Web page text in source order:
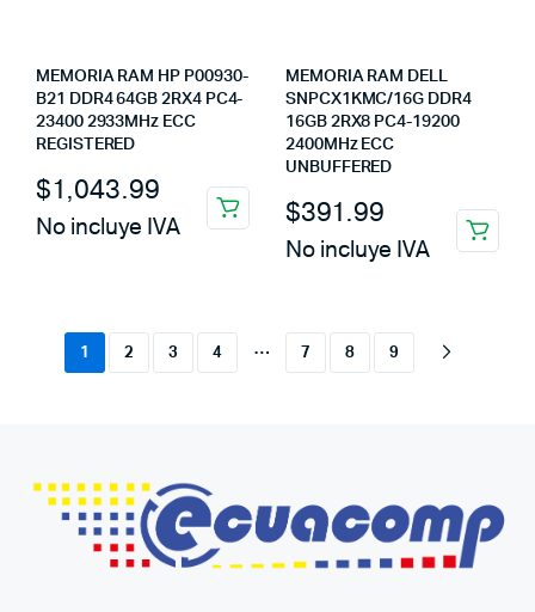
MEMORIA RAM HP P00930-
B21 DDR4 64GB 2RX4 PC4-
23400 2933MHz ECC
REGISTERED
$1,043.99
No incluye IVA
MEMORIA RAM DELL
SNPCX1KMC/16G DDR4
16GB 2RX8 PC4-19200
2400MHz ECC
UNBUFFERED
$391.99
No incluye IVA
1 2 3 4 … 7 8 9